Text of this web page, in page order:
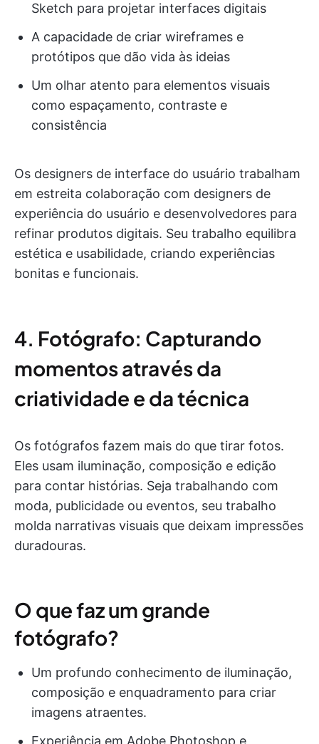
Sketch para projetar interfaces digitais
A capacidade de criar wireframes e
protótipos que dão vida às ideias
Um olhar atento para elementos visuais
como espaçamento, contraste e
consistência
Os designers de interface do usuário trabalham
em estreita colaboração com designers de
experiência do usuário e desenvolvedores para
refinar produtos digitais. Seu trabalho equilibra
estética e usabilidade, criando experiências
bonitas e funcionais.
4. Fotógrafo: Capturando
momentos através da
criatividade e da técnica
Os fotógrafos fazem mais do que tirar fotos.
Eles usam iluminação, composição e edição
para contar histórias. Seja trabalhando com
moda, publicidade ou eventos, seu trabalho
molda narrativas visuais que deixam impressões
duradouras.
O que faz um grande
fotógrafo?
Um profundo conhecimento de iluminação,
composição e enquadramento para criar
imagens atraentes.
Experiência em Adobe Photoshop e